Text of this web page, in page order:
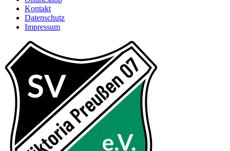
Kontakt
Datenschutz
Impressum